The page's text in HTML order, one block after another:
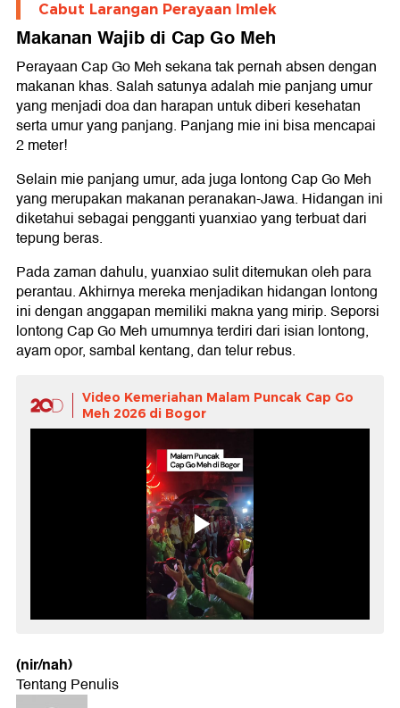
Cabut Larangan Perayaan Imlek
Makanan Wajib di Cap Go Meh
Perayaan Cap Go Meh sekana tak pernah absen dengan
makanan khas. Salah satunya adalah mie panjang umur
yang menjadi doa dan harapan untuk diberi kesehatan
serta umur yang panjang. Panjang mie ini bisa mencapai
2 meter!
Selain mie panjang umur, ada juga lontong Cap Go Meh
yang merupakan makanan peranakan-Jawa. Hidangan ini
diketahui sebagai pengganti yuanxiao yang terbuat dari
tepung beras.
Pada zaman dahulu, yuanxiao sulit ditemukan oleh para
perantau. Akhirnya mereka menjadikan hidangan lontong
ini dengan anggapan memiliki makna yang mirip. Seporsi
lontong Cap Go Meh umumnya terdiri dari isian lontong,
ayam opor, sambal kentang, dan telur rebus.
Video Kemeriahan Malam Puncak Cap Go
Meh 2026 di Bogor
(nir/nah)